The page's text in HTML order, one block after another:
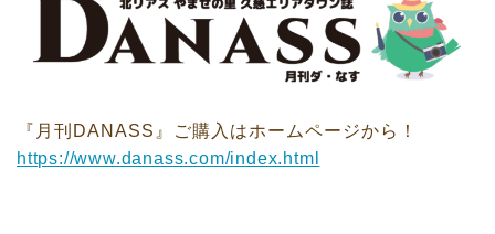
『月刊DANASS』ご購入はホームページから！
https://www.danass.com/index.html